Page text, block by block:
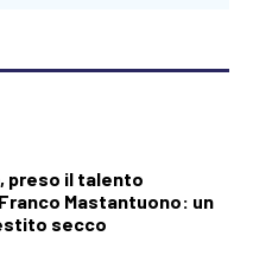
preso il talento
Mastantuono: un
secco